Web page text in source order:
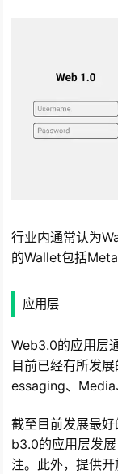
行业内通常认为
的Wallet包括
应用层
Web3.0的应用层
目前已经有所发
essaging、Media
截至目前发展最
b3.0的应用层发
注。此外，提供